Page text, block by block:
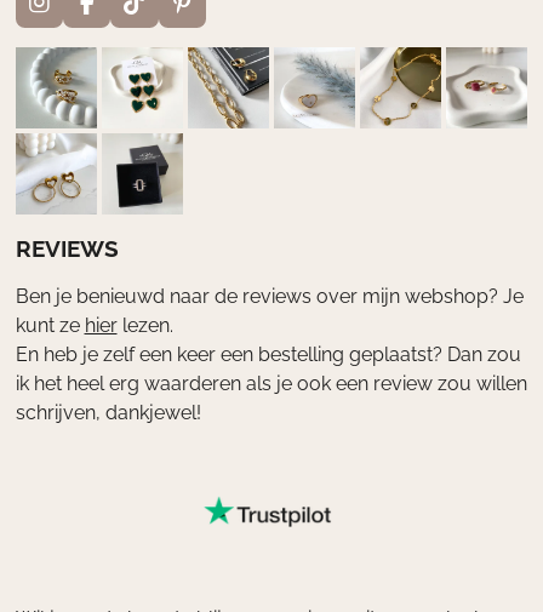
I
n
s
t
a
r
a
m
F
a
c
e
b
o
o
k
T
i
k
T
o
P
i
n
e
REVIEWS
Ben je benieuwd naar de reviews over mijn webshop? Je
kunt ze hierlezen.
En heb je zelf een keer een bestelling geplaatst? Dan zou
ik het heel erg waarderen als je ook een review zou willen
schrijven, dankjewel!